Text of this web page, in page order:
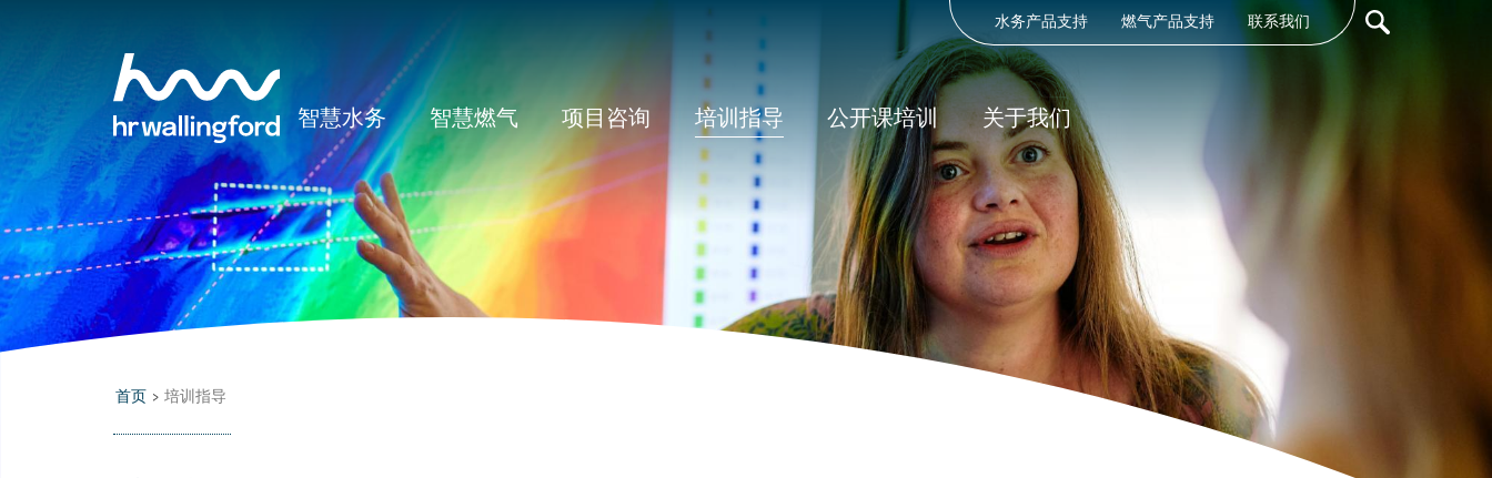
User
account
menu
水务产品支持 燃气产品支持 联系我们
智慧水务 智慧燃气 项目咨询 培训指导 公开课培训 关于我们
首页 > 培训指导